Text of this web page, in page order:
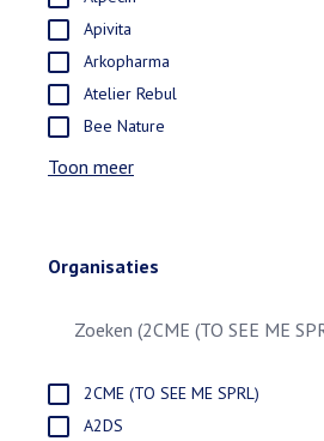
Apivita
Arkopharma
Atelier Rebul
Bee Nature
Toon meer
Organisaties
2CME (TO SEE ME SPRL)
A2DS